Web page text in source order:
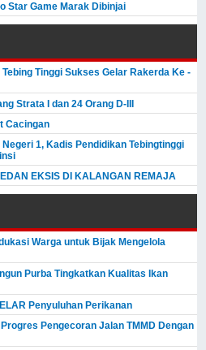
Star Game Marak Dibinjai
Tinggi Sukses Gelar Rakerda Ke -
Strata I dan 24 Orang D-III
Cacingan
1, Kadis Pendidikan Tebingtinggi
EKSIS DI KALANGAN REMAJA
Warga untuk Bijak Mengelola
Purba Tingkatkan Kualitas Ikan
Penyuluhan Perikanan
Pengecoran Jalan TMMD Dengan